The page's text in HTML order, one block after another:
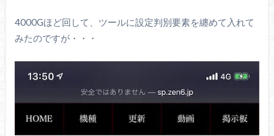
4000Gほど回して、ツールに設定判別要素を纏めて入れて
みたのですが・・・